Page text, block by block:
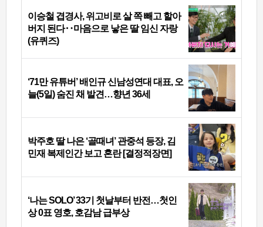
이승철 겹경사, 위고비로 살 쪽 빼고 할아
버지 된다‥마음으로 낳은 딸 임신 자랑
(유퀴즈)
‘71만 유튜버’ 배인규 신남성연대 대표, 오
늘(5일) 숨진 채 발견…향년 36세
박주호 딸 나은 ‘골때녀’ 관중석 등장, 김
민재 복제인간 보고 혼란 [결정적장면]
‘나는 SOLO’ 33기 첫날부터 반전…첫인
상 0표 영호, 호감남 급부상